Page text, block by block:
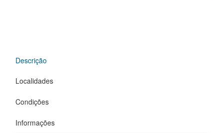
Descrição
Localidades
Condições
Informações